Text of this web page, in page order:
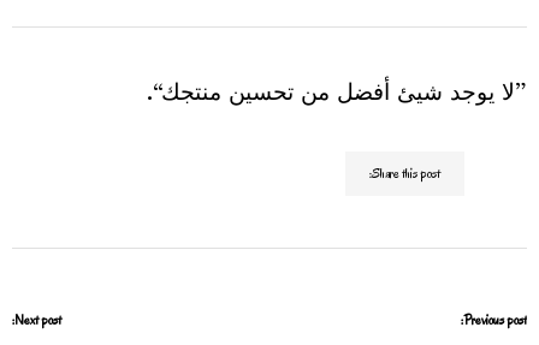
”لا يوجد شيئ أفضل من تحسين منتجك“.
Share this post:
Previous post:
Next post: